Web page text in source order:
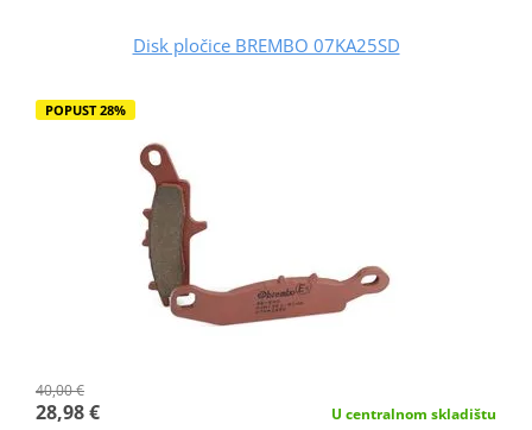
Disk pločice BREMBO 07KA25SD
POPUST 28%
40,00 €
28,98 € U centralnom skladištu